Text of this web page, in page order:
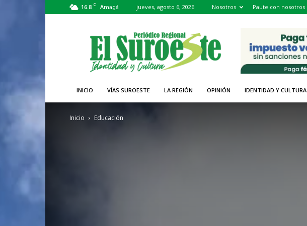
16.8 C Amagá jueves, agosto 6, 2026 Nosotros Paute con nosotros
Periódico
El
Suroeste
INICIO VÍAS SUROESTE LA REGIÓN OPINIÓN IDENTIDAD Y CULTURA
Inicio Educación